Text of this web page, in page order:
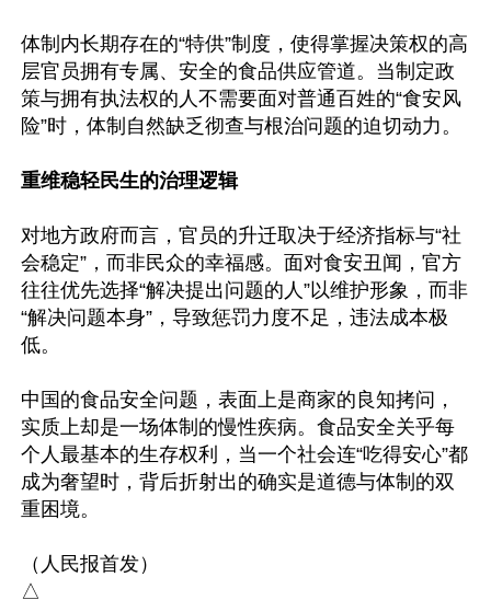
体制内长期存在的“特供”制度，使得掌握决策权的高
层官员拥有专属、安全的食品供应管道。当制定政
策与拥有执法权的人不需要面对普通百姓的“食安风
险”时，体制自然缺乏彻查与根治问题的迫切动力。
重维稳轻民生的治理逻辑
对地方政府而言，官员的升迁取决于经济指标与“社
会稳定”，而非民众的幸福感。面对食安丑闻，官方
往往优先选择“解决提出问题的人”以维护形象，而非
“解决问题本身”，导致惩罚力度不足，违法成本极
低。
中国的食品安全问题，表面上是商家的良知拷问，
实质上却是一场体制的慢性疾病。食品安全关乎每
个人最基本的生存权利，当一个社会连“吃得安心”都
成为奢望时，背后折射出的确实是道德与体制的双
重困境。
（人民报首发）